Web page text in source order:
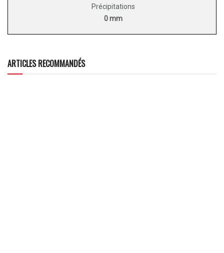
Précipitations
0 mm
ARTICLES RECOMMANDÉS